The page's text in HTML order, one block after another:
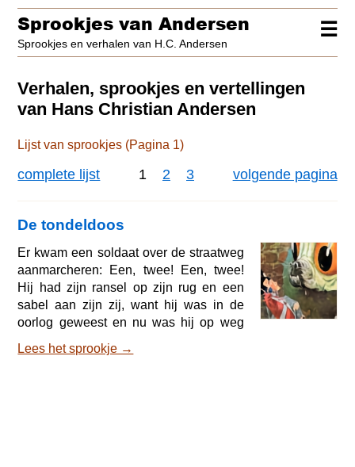
☰
Sprookjes van Andersen
Sprookjes en verhalen van H.C. Andersen
Verhalen, sprookjes en vertellingen
van Hans Christian Andersen
Lijst van sprookjes (Pagina 1)
complete lijst volgende pagina
1 2 3
De tondeldoos
Er kwam een soldaat over de straatweg
aanmarcheren: Een, twee! Een, twee!
Hij had zijn ransel op zijn rug en een
sabel aan zijn zij, want hij was in de
oorlog geweest en nu was hij op weg
straatweg een oude heks tegen. Ze was
Lees het sprookje →